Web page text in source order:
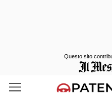
Questo sito